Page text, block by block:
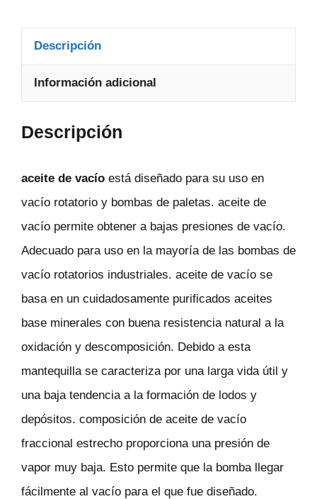
Descripción
Información adicional
Descripción
aceite de vacío está diseñado para su uso en
vacío rotatorio y bombas de paletas. aceite de
vacío permite obtener a bajas presiones de vacío.
Adecuado para uso en la mayoría de las bombas de
vacío rotatorios industriales. aceite de vacío se
basa en un cuidadosamente purificados aceites
base minerales con buena resistencia natural a la
oxidación y descomposición. Debido a esta
mantequilla se caracteriza por una larga vida útil y
una baja tendencia a la formación de lodos y
depósitos. composición de aceite de vacío
fraccional estrecho proporciona una presión de
vapor muy baja. Esto permite que la bomba llegar
fácilmente al vacío para el que fue diseñado.